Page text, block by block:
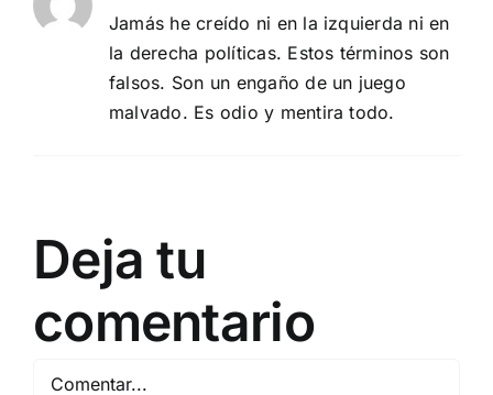
Jamás he creído ni en la izquierda ni en
la derecha políticas. Estos términos son
falsos. Son un engaño de un juego
malvado. Es odio y mentira todo.
Deja tu
comentario